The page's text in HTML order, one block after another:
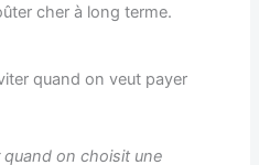
cher à long terme.
quand on veut payer
quand on choisit une